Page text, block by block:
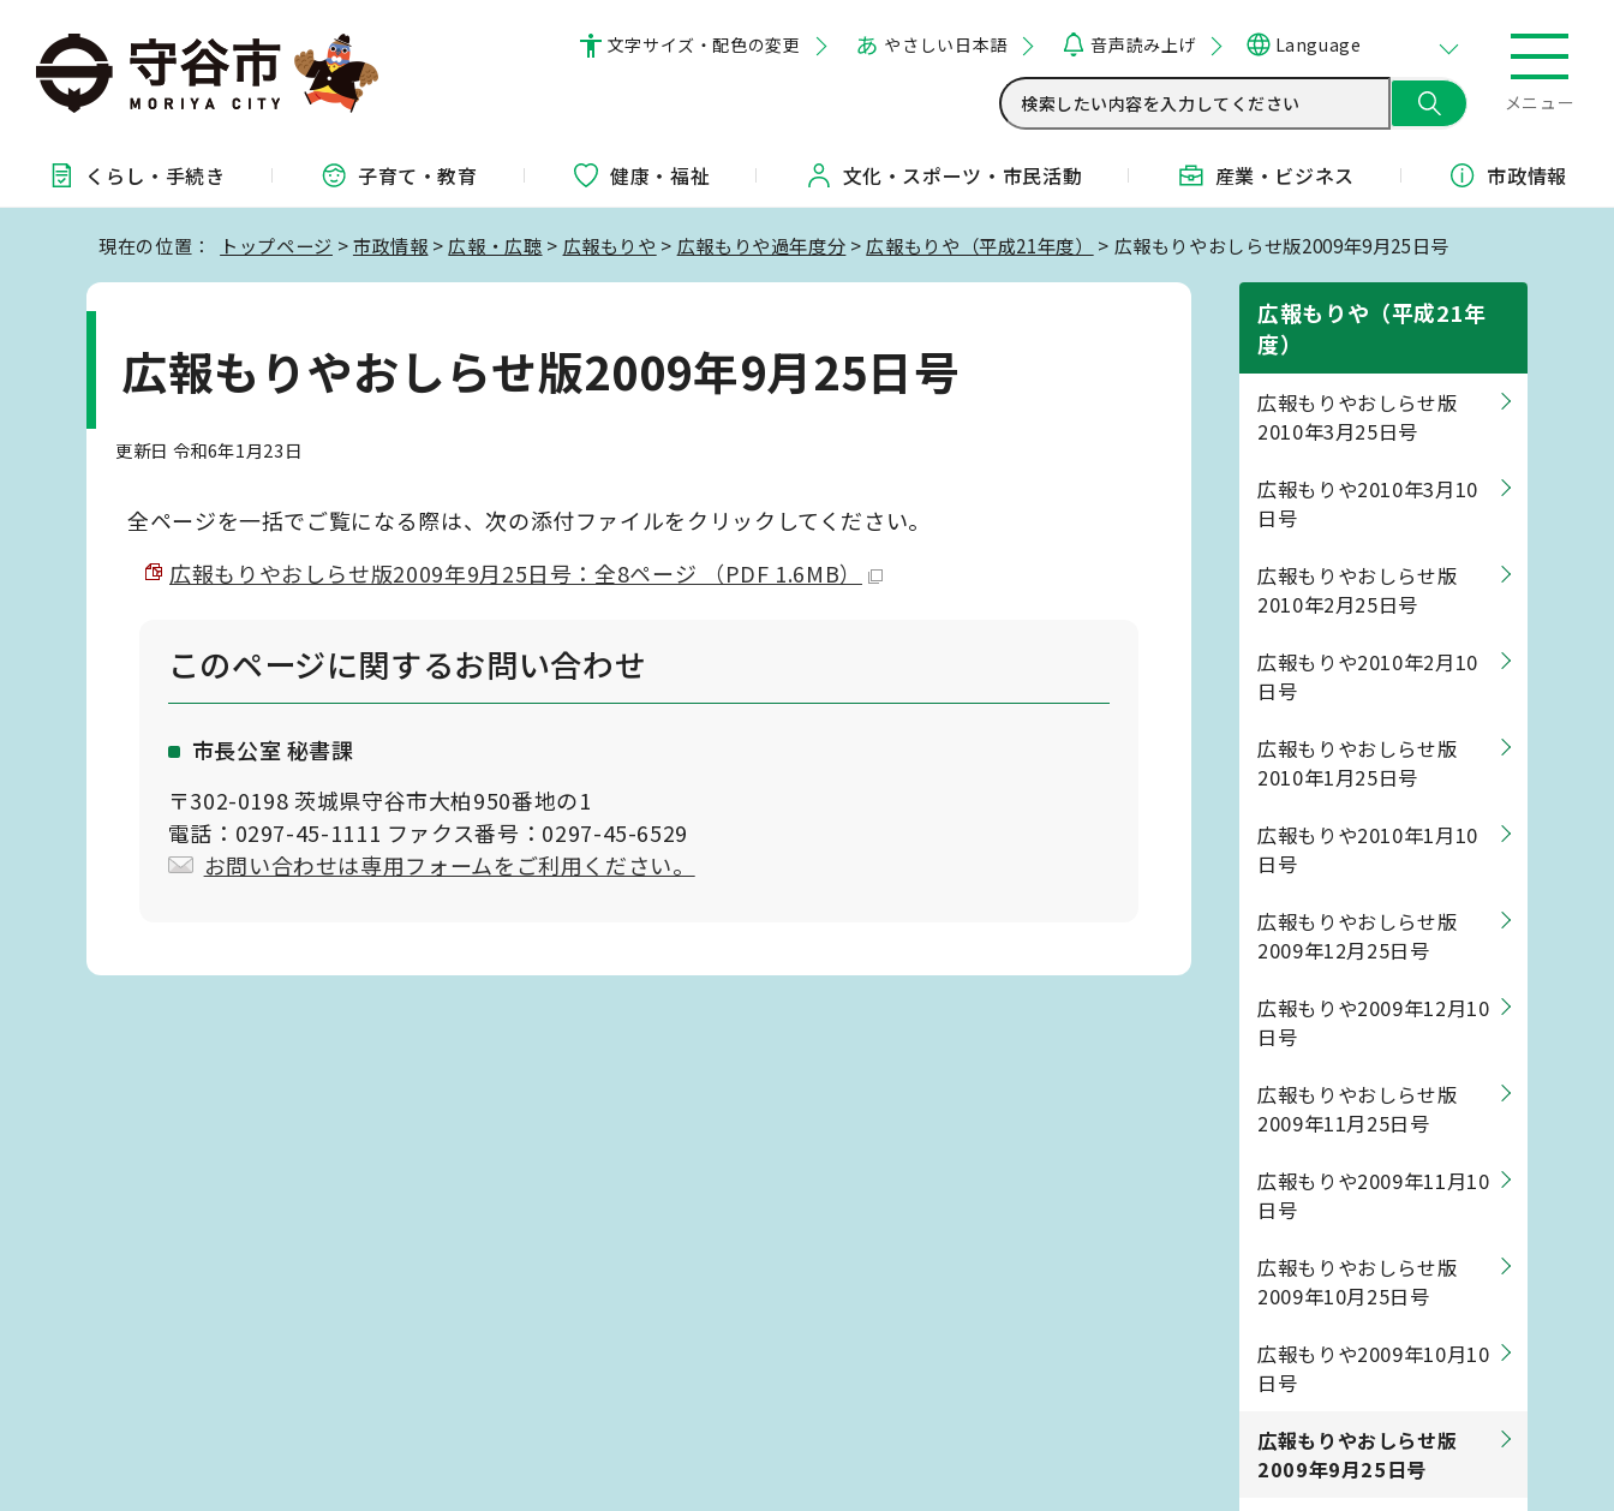
文字サイズ・配色の変更 やさしい日本語 音声読み上げ Language
メニュー
くらし・ 手続き 子育て・教育 健康・福祉 文化・ スポーツ・ 市民活動 産業・ ビジネス 市政情報
現在の位置： トップページ >市政情報 > 広報・広聴 > 広報もりや > 広報もりや過年度分 > 広報もりや（平成21年度） > 広報もりやおしらせ版2009年9月25日号
広報もりやおしらせ版2009年9月25日号
更新日 令和6年1月23日
全ページを一括でご覧になる際は、次の添付ファイルをクリックしてください。
広報もりやおしらせ版2009年9月25日号：全8ページ （PDF 1.6MB）
このページに関するお問い合わせ
市長公室 秘書課
〒302-0198 茨城県守谷市大柏950番地の1
電話：0297-45-1111 ファクス番号：0297-45-6529
お問い合わせは専用フォームをご利用ください。
広報もりや（平成21年
度）
広報もりやおしらせ版
2010年3月25日号
広報もりや2010年3月10
日号
広報もりやおしらせ版
2010年2月25日号
広報もりや2010年2月10
日号
広報もりやおしらせ版
2010年1月25日号
広報もりや2010年1月10
日号
広報もりやおしらせ版
2009年12月25日号
広報もりや2009年12月10
日号
広報もりやおしらせ版
2009年11月25日号
広報もりや2009年11月10
日号
広報もりやおしらせ版
2009年10月25日号
広報もりや2009年10月10
日号
広報もりやおしらせ版
2009年9月25日号